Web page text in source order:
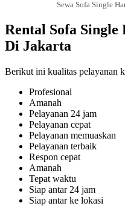
Sewa Sofa Single
Rental Sofa
Di Jakarta
Berikut ini kualitas pelayanan
Profesional
Amanah
Pelayanan 24 jam
Pelayanan cepat
Pelayanan memuaskan
Pelayanan terbaik
Respon cepat
Amanah
Tepat waktu
Siap antar 24 jam
Siap antar ke lokasi